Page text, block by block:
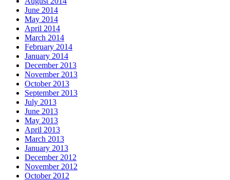
June 2014
May 2014
April 2014
March 2014
February 2014
January 2014
December 2013
November 2013
October 2013
September 2013
July 2013
June 2013
May 2013
April 2013
March 2013
January 2013
December 2012
November 2012
October 2012